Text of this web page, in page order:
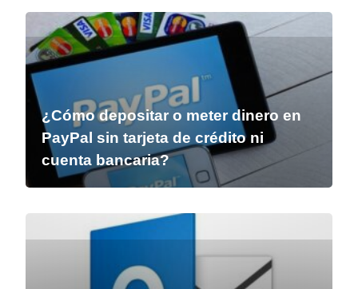
¿Cómo depositar o meter dinero en
PayPal sin tarjeta de crédito ni
cuenta bancaria?